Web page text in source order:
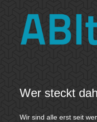
Wer steckt
Wir sind alle erst seit